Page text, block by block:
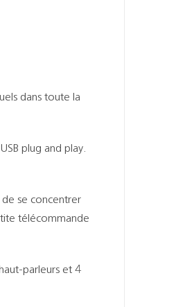
dans toute la
plug and play.
se concentrer
télécommande
parleurs et 4